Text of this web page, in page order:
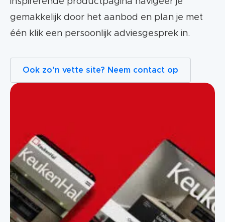
gemakkelijk door het aanbod en plan je met
één klik een persoonlijk adviesgesprek in.
Ook zo’n vette site? Neem contact op